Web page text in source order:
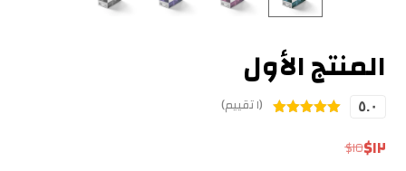
المنتج الأول
٥.٠ (١ تقييم)
$١٥$١٢